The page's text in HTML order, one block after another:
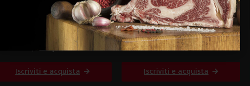
Cube Roll (Rib Eye) Danimarca
Iscriviti e acquista
Tronchetto 5 coste Italia
Iscriviti e acquista